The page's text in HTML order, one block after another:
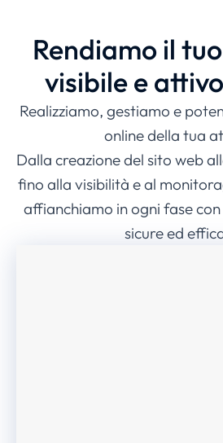
Rendiamo il
visibile e
Realizziamo, gestiamo e
online della tua
Dalla creazione del sito web
fino alla visibilità e al
affianchiamo in ogni fase con
sicure ed